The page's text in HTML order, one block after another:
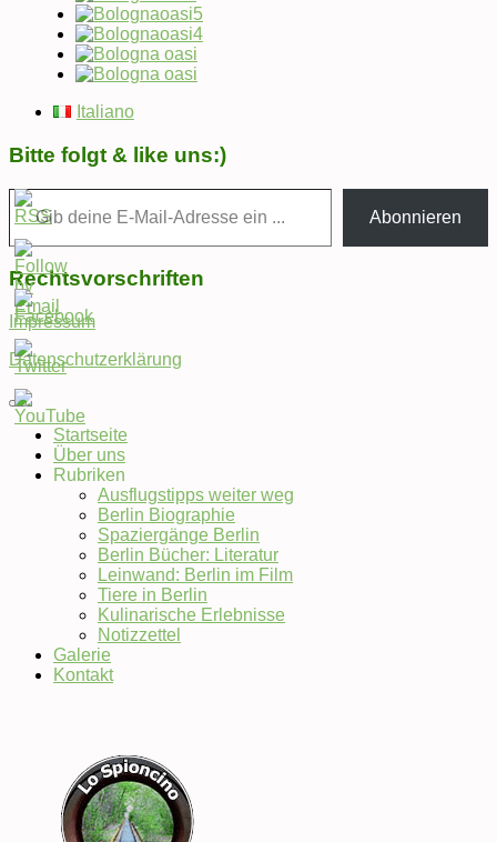
Italiano
Bitte folgt & like uns:)
Set
Youtube
Channel
Gib deine E-Mail-Adresse ein ...
Abonnieren
Rechtsvorschriften
Impressum
Datenschutzerklärung
Startseite
Über uns
Rubriken
Ausflugstipps weiter weg
Berlin Biographie
Spaziergänge Berlin
Berlin Bücher: Literatur
Leinwand: Berlin im Film
Tiere in Berlin
Kulinarische Erlebnisse
Notizzettel
Galerie
Kontakt